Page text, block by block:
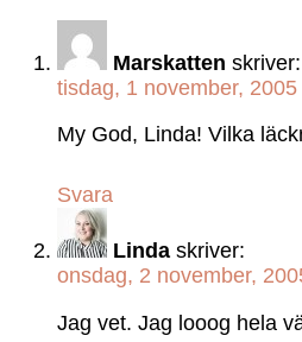
Marskatten skriver:
tisdag, 1 november,
My God, Linda! Vilka
Svara
Linda skriver:
onsdag, 2 november,
Jag vet. Jag looog hela